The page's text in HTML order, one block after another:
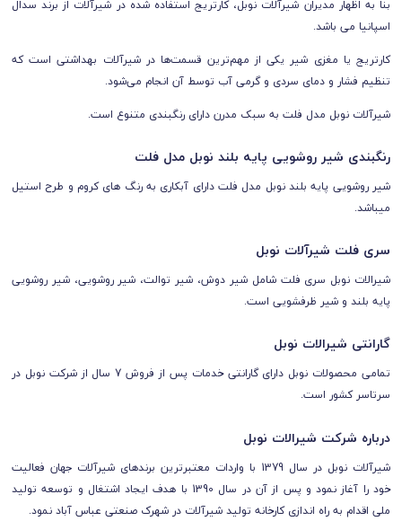
بنا به اظهار مدیران شیرآلات نوبل، کارتریج استفاده شده در شیرآلات از برند سدال
اسپانیا می باشد.
کارتریج یا مغزی شیر یکی از مهم‌ترین قسمت‌ها در شیرآلات بهداشتی است که
تنظیم فشار و دمای سردی و گرمی آب توسط آن انجام می‌شود.
شیرآلات نوبل مدل فلت به سبک مدرن دارای رنگبندی متنوع است.
رنگبندی شیر روشویی پایه بلند نوبل مدل فلت
شیر روشویی پایه بلند نوبل مدل فلت دارای آبکاری به رنگ های کروم و طرح استیل
میباشد.
سری فلت شیرآلات نوبل
شیرالات نوبل سری فلت شامل شیر دوش، شیر توالت، شیر روشویی، شیر روشویی
پایه بلند و شیر ظرفشویی است.
گارانتی شیرالات نوبل
تمامی محصولات نوبل دارایگارانتی خدمات پس از فروش 7 سال از شرکت نوبل
در
سرتاسر کشور است.
درباره شرکت شیرالات نوبل
شیرآلات نوبل در سال 1379 با واردات معتبرترین برندهای شیرآلات جهان فعالیت
خود را آغاز نمود و پس از آن در سال 1390 با هدف ایجاد اشتغال و توسعه تولید
ملی اقدام به راه اندازی کارخانه تولید شیرآلات در شهرک صنعتی عباس آباد نمود.